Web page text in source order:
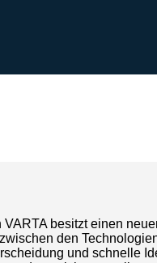
besitzt einen
den
und schnelle